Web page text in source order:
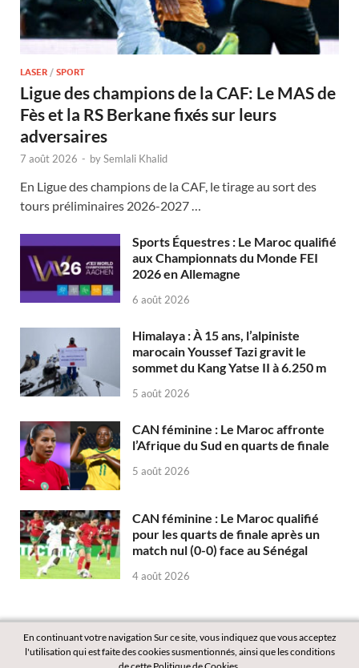
LASER / SPORT
Ligue des champions de la CAF: Le MAS de
Fès et la RS Berkane fixés sur leurs
adversaires
7 août 2026 - bySemlali Khalid
En Ligue des champions de la CAF, le tirage au sort des
tours préliminaires 2026-2027 …
Sports Équestres : Le Maroc qualifié
aux Championnats du Monde FEI
2026 en Allemagne
6 août 2026
Himalaya : À 15 ans, l’alpiniste
marocain Youssef Tazi gravit le
sommet du Kang Yatse II à 6.250 m
5 août 2026
CAN féminine : Le Maroc affronte
l’Afrique du Sud en quarts de finale
5 août 2026
CAN féminine : Le Maroc qualifié
pour les quarts de finale après un
match nul (0-0) face au Sénégal
4 août 2026
En continuant votre navigation Sur ce site, vous indiquez que vous acceptez
l'utilisation qui est faite des cookies susmentionnés, ainsi que les conditions